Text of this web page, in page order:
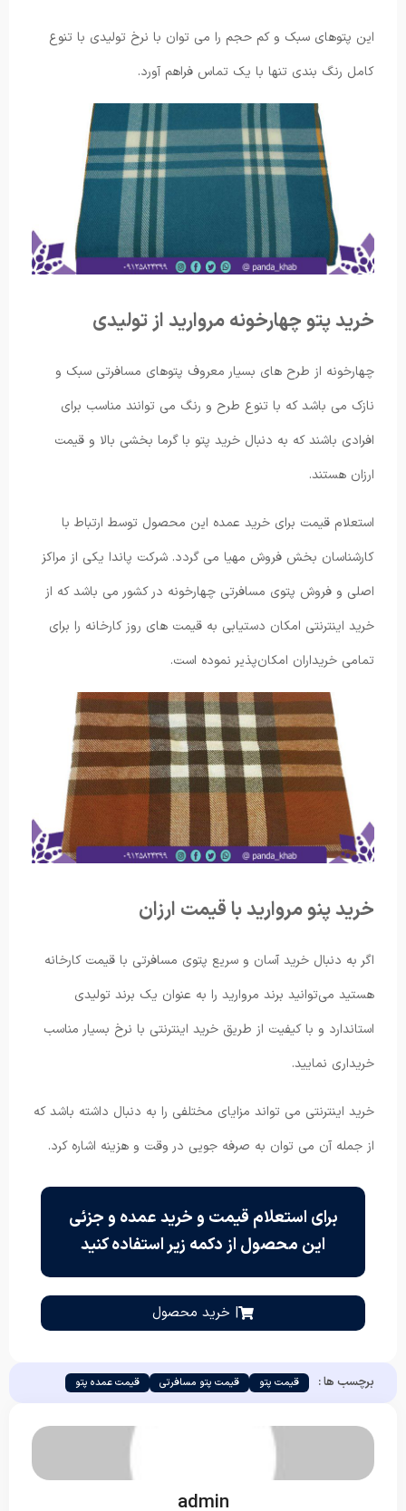
این پتوهای سبک و کم حجم را می توان با نرخ تولیدی با تنوع
کامل رنگ بندی تنها با یک تماس فراهم آورد.
خرید پتو چهارخونه مروارید از تولیدی
چهارخونه از طرح های بسیار معروف پتوهای مسافرتی سبک و
نازک می باشد که با تنوع طرح و رنگ می توانند مناسب برای
افرادی باشند که به دنبال خرید پتو با گرما بخشی بالا و قیمت
ارزان هستند.
استعلام قیمت برای خرید عمده این محصول توسط ارتباط با
کارشناسان بخش فروش مهیا می گردد. شرکت پاندا یکی از مراکز
اصلی و فروش پتوی مسافرتی چهارخونه در کشور می باشد که از
خرید اینترنتی امکان دستیابی به قیمت های روز کارخانه را برای
تمامی خریداران امکان‌پذیر نموده است.
خرید پنو مروارید با قیمت ارزان
اگر به دنبال خرید آسان و سریع پتوی مسافرتی با قیمت کارخانه
هستید می‌توانید برند مروارید را به عنوان یک برند تولیدی
استاندارد و با کیفیت از طریق خرید اینترنتی با نرخ بسیار مناسب
خریداری نمایید.
خرید اینترنتی می تواند مزایای مختلفی را به دنبال داشته باشد که
از جمله آن می توان به صرفه جویی در وقت و هزینه اشاره کرد.
برای استعلام قیمت و خرید عمده و جزئی
این محصول از دکمه زیر استفاده کنید
| خرید محصول
برچسب ها : قیمت پتو قیمت پتو مسافرتی قیمت عمده پتو
admin